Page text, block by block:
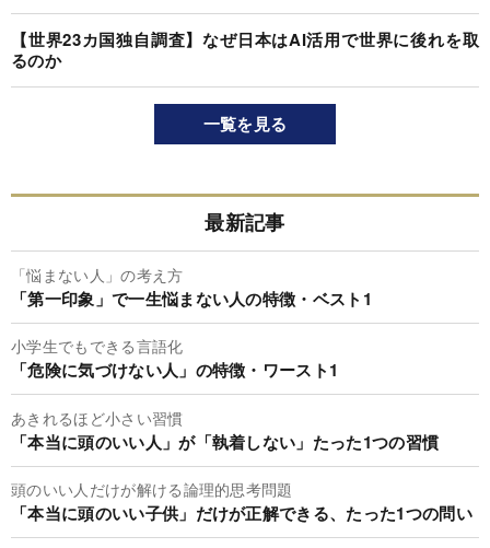
【世界23カ国独自調査】なぜ日本はAI活用で世界に後れを取
るのか
一覧を見る
最新記事
「悩まない人」の考え方
「第一印象」で一生悩まない人の特徴・ベスト1
小学生でもできる言語化
「危険に気づけない人」の特徴・ワースト1
あきれるほど小さい習慣
「本当に頭のいい人」が「執着しない」たった1つの習慣
頭のいい人だけが解ける論理的思考問題
「本当に頭のいい子供」だけが正解できる、たった1つの問い